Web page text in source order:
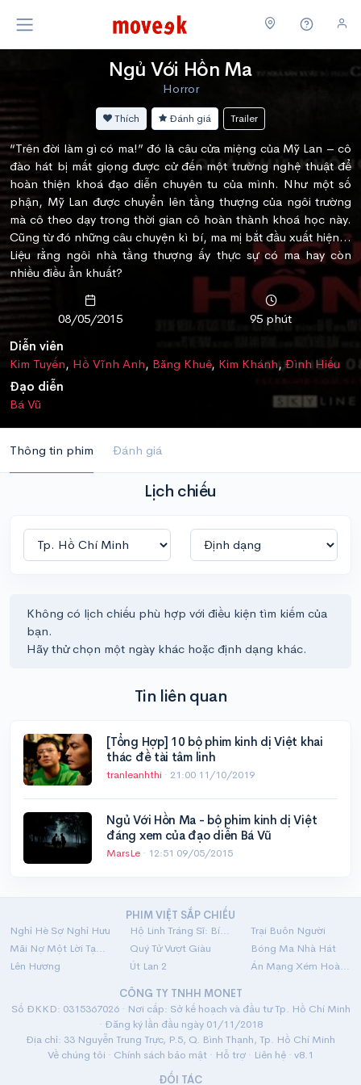
Ngủ Với Hồn Ma
Horror
Thích Đánh giá Trailer
“Trên đời làm gì có ma!” đó là câu cửa miệng của Mỹ Lan – cô
đào hát bị mất giọng được cử đến một trường nghệ thuật để
hoàn thiện khoá đạo diễn chuyên tu của mình. Như một số
phận, Mỹ Lan được chuyển lên tầng thượng của ngôi trường
mà cô theo dạy trong thời gian cô hoàn thành khoá học này.
Cũng từ đó những câu chuyện kì bí, ma mị bắt đầu xuất hiện...
Liệu rằng ngôi nhà tầng thượng ấy thực sự có ma hay còn
nhiều điều ẩn khuất?
08/05/2015
95 phút
Diễn viên
Kim Tuyến, Hồ Vĩnh Anh, Băng Khuê, Kim Khánh,Đình Hiếu
Đạo diễn
Bá Vũ
Thông tin phim Đánh giá
Lịch chiếu
Không có lịch chiếu phù hợp với điều kiện tìm kiếm của
bạn.
Hãy thử chọn một ngày khác hoặc định dạng khác.
Tin liên quan
[Tổng Hợp] 10 bộ phim kinh dị Việt khai
thác đề tài tâm linh
tranleanhthi · 21:00 11/10/2019
Ngủ Với Hồn Ma - bộ phim kinh dị Việt
đáng xem của đạo diễn Bá Vũ
MarsLe · 12:51 09/05/2015
PHIM VIỆT SẮP CHIẾU
Nghỉ Hè Sợ Nghỉ Hưu
Hộ Linh Tráng Sĩ: Bí Ẩn Mộ Vua Đinh
Trại Buôn Người
Mãi Nợ Một Lời Tạm Biệt
Quý Tử Vượt Giàu
Bóng Ma Nhà Hát
Lên Hương
Út Lan 2
Án Mạng Xém Hoàn Hảo
CÔNG TY TNHH MONET
Số ĐKKD: 0315367026 · Nơi cấp: Sở kế hoạch và đầu tư Tp. Hồ Chí Minh
· Đăng ký lần đầu ngày 01/11/2018
Địa chỉ: 33 Nguyễn Trung Trực, P.5, Q. Bình Thạnh, Tp. Hồ Chí Minh
Về chúng tôi · Chính sách bảo mật · Hỗ trợ · Liên hệ · v8.1
ĐỐI TÁC